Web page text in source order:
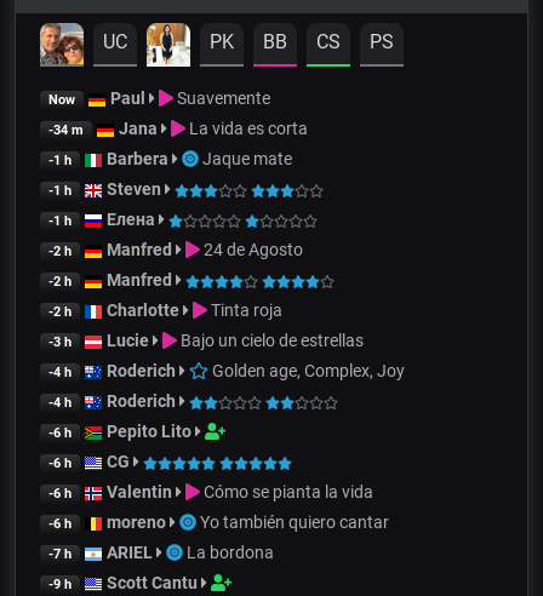
UC PK BB CS PS
Now Paul Suavemente
-34 m Jana La vida es corta
-1 h Barbera Jaque mate
-1 h Steven
-1 h Елена
-2 h Manfred 24 de Agosto
-2 h Manfred
-2 h Charlotte Tinta roja
-3 h Lucie Bajo un cielo de estrellas
-4 h Roderich Golden age, Complex, Joy
-4 h Roderich
-6 h Pepito Lito
-6 h CG
-6 h Valentin Cómo se pianta la vida
-6 h moreno Yo también quiero cantar
-7 h ARIEL La bordona
-9 h Scott Cantu